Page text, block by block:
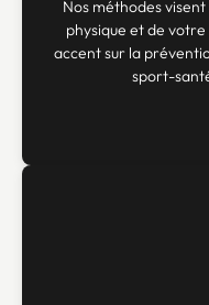
Nos méthodes
physique et de
accent sur la
sport-